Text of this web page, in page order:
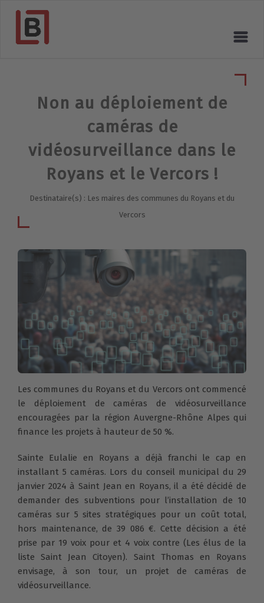
Non au déploiement de
caméras de
vidéosurveillance dans le
Royans et le Vercors !
Destinataire(s) : Les maires des communes du Royans et du
Vercors
Les communes du Royans et du Vercors ont commencé
le déploiement de caméras de vidéosurveillance
encouragées par la région Auvergne-Rhône Alpes qui
finance les projets à hauteur de 50 %.
Sainte Eulalie en Royans a déjà franchi le cap en
installant 5 caméras. Lors du conseil municipal du 29
janvier 2024 à Saint Jean en Royans, il a été décidé de
demander des subventions pour l’installation de 10
caméras sur 5 sites stratégiques pour un coût total,
hors maintenance, de 39 086 €. Cette décision a été
prise par 19 voix pour et 4 voix contre (Les élus de la
liste Saint Jean Citoyen). Saint Thomas en Royans
envisage, à son tour, un projet de caméras de
vidéosurveillance.